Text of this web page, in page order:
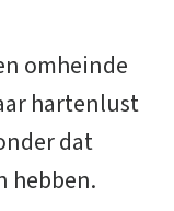
omheinde
hartenlust
dat
hebben.